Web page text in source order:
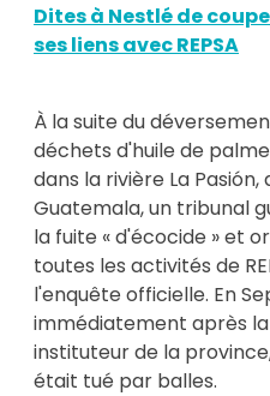
Dites à Nestlé de
ses liens avec REPSA
À la suite du
déchets d'huile de
dans la rivière La
Guatemala, un tribunal
la fuite « d'écocide » et
toutes les activités de
l'enquête officielle. En
immédiatement après
instituteur de la
était tué par balles.